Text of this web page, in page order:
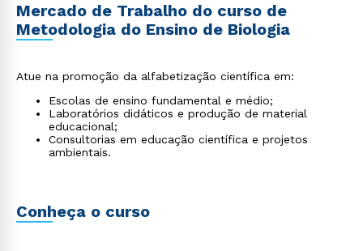
Mercado de Trabalho do curso de
Metodologia do Ensino de Biologia
Atue na promoção da alfabetização científica em:
Escolas de ensino fundamental e médio;
Laboratórios didáticos e produção de material
educacional;
Consultorias em educação científica e projetos
ambientais.
Conheça o curso